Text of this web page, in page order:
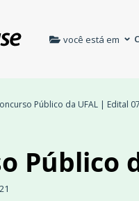
você está em
Público da UFAL | Edital
Público